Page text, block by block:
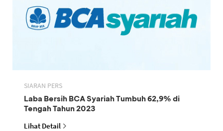
SIARAN PERS
Laba Bersih BCA Syariah Tumbuh 62,9% di
Tengah Tahun 2023
Lihat Detail